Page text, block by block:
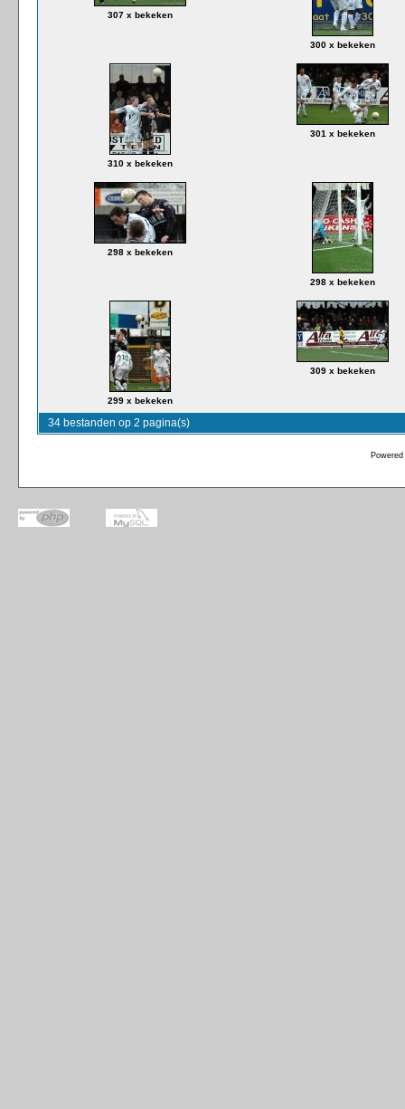
307 x bekeken
300 x bekeken
310 x bekeken
301 x bekeken
298 x bekeken
298 x bekeken
299 x bekeken
309 x bekeken
34 bestanden op 2 pagina(s)